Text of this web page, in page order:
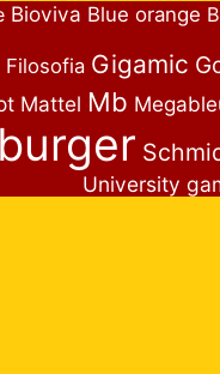
Bioviva Blue orange
Filosofia Gigamic
Mattel Mb
University